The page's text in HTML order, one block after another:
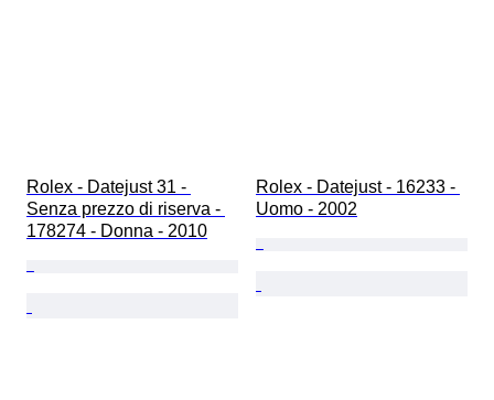
Rolex - Datejust 31 -
Senza prezzo di riserva -
178274 - Donna - 2010
Rolex - Datejust - 16233 -
Uomo - 2002